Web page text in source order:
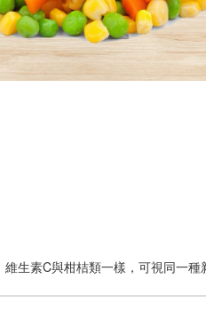
生素C與柑桔類一樣，可視同一